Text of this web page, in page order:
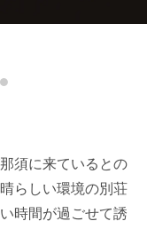
須に来ているとの
らしい環境の別荘
時間が過ごせて誘